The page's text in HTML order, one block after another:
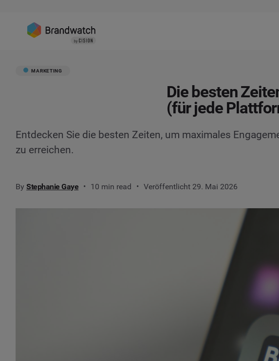
MARKETING
Die besten
(für jede
Entdecken Sie die besten Zeiten, um maximales
zu erreichen.
By Stephanie Gaye 10 min read Veröffentlicht 29. Mai 2026